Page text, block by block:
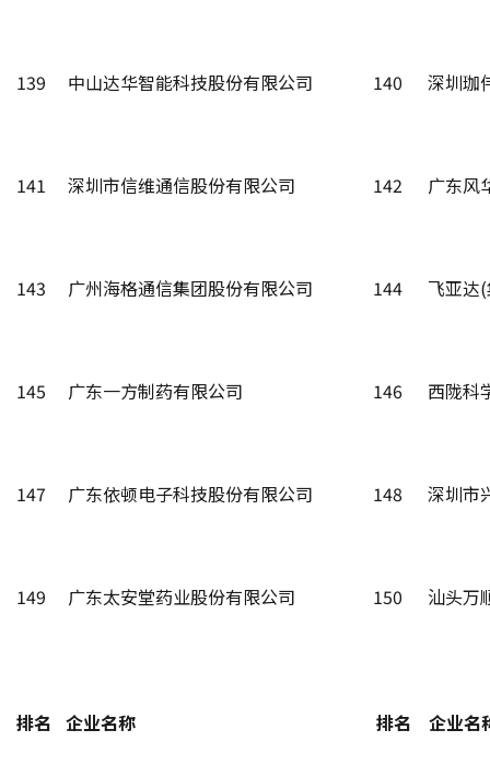
139 中山达华智能科技股份有限公司 140 深圳珈
141 深圳市信维通信股份有限公司 142 广东风
143 广州海格通信集团股份有限公司 144 飞亚达
145 广东一方制药有限公司 146 西陇科
147 广东依顿电子科技股份有限公司 148 深圳市
149 广东太安堂药业股份有限公司 150 汕头万
排名 企业名称 排名 企业名